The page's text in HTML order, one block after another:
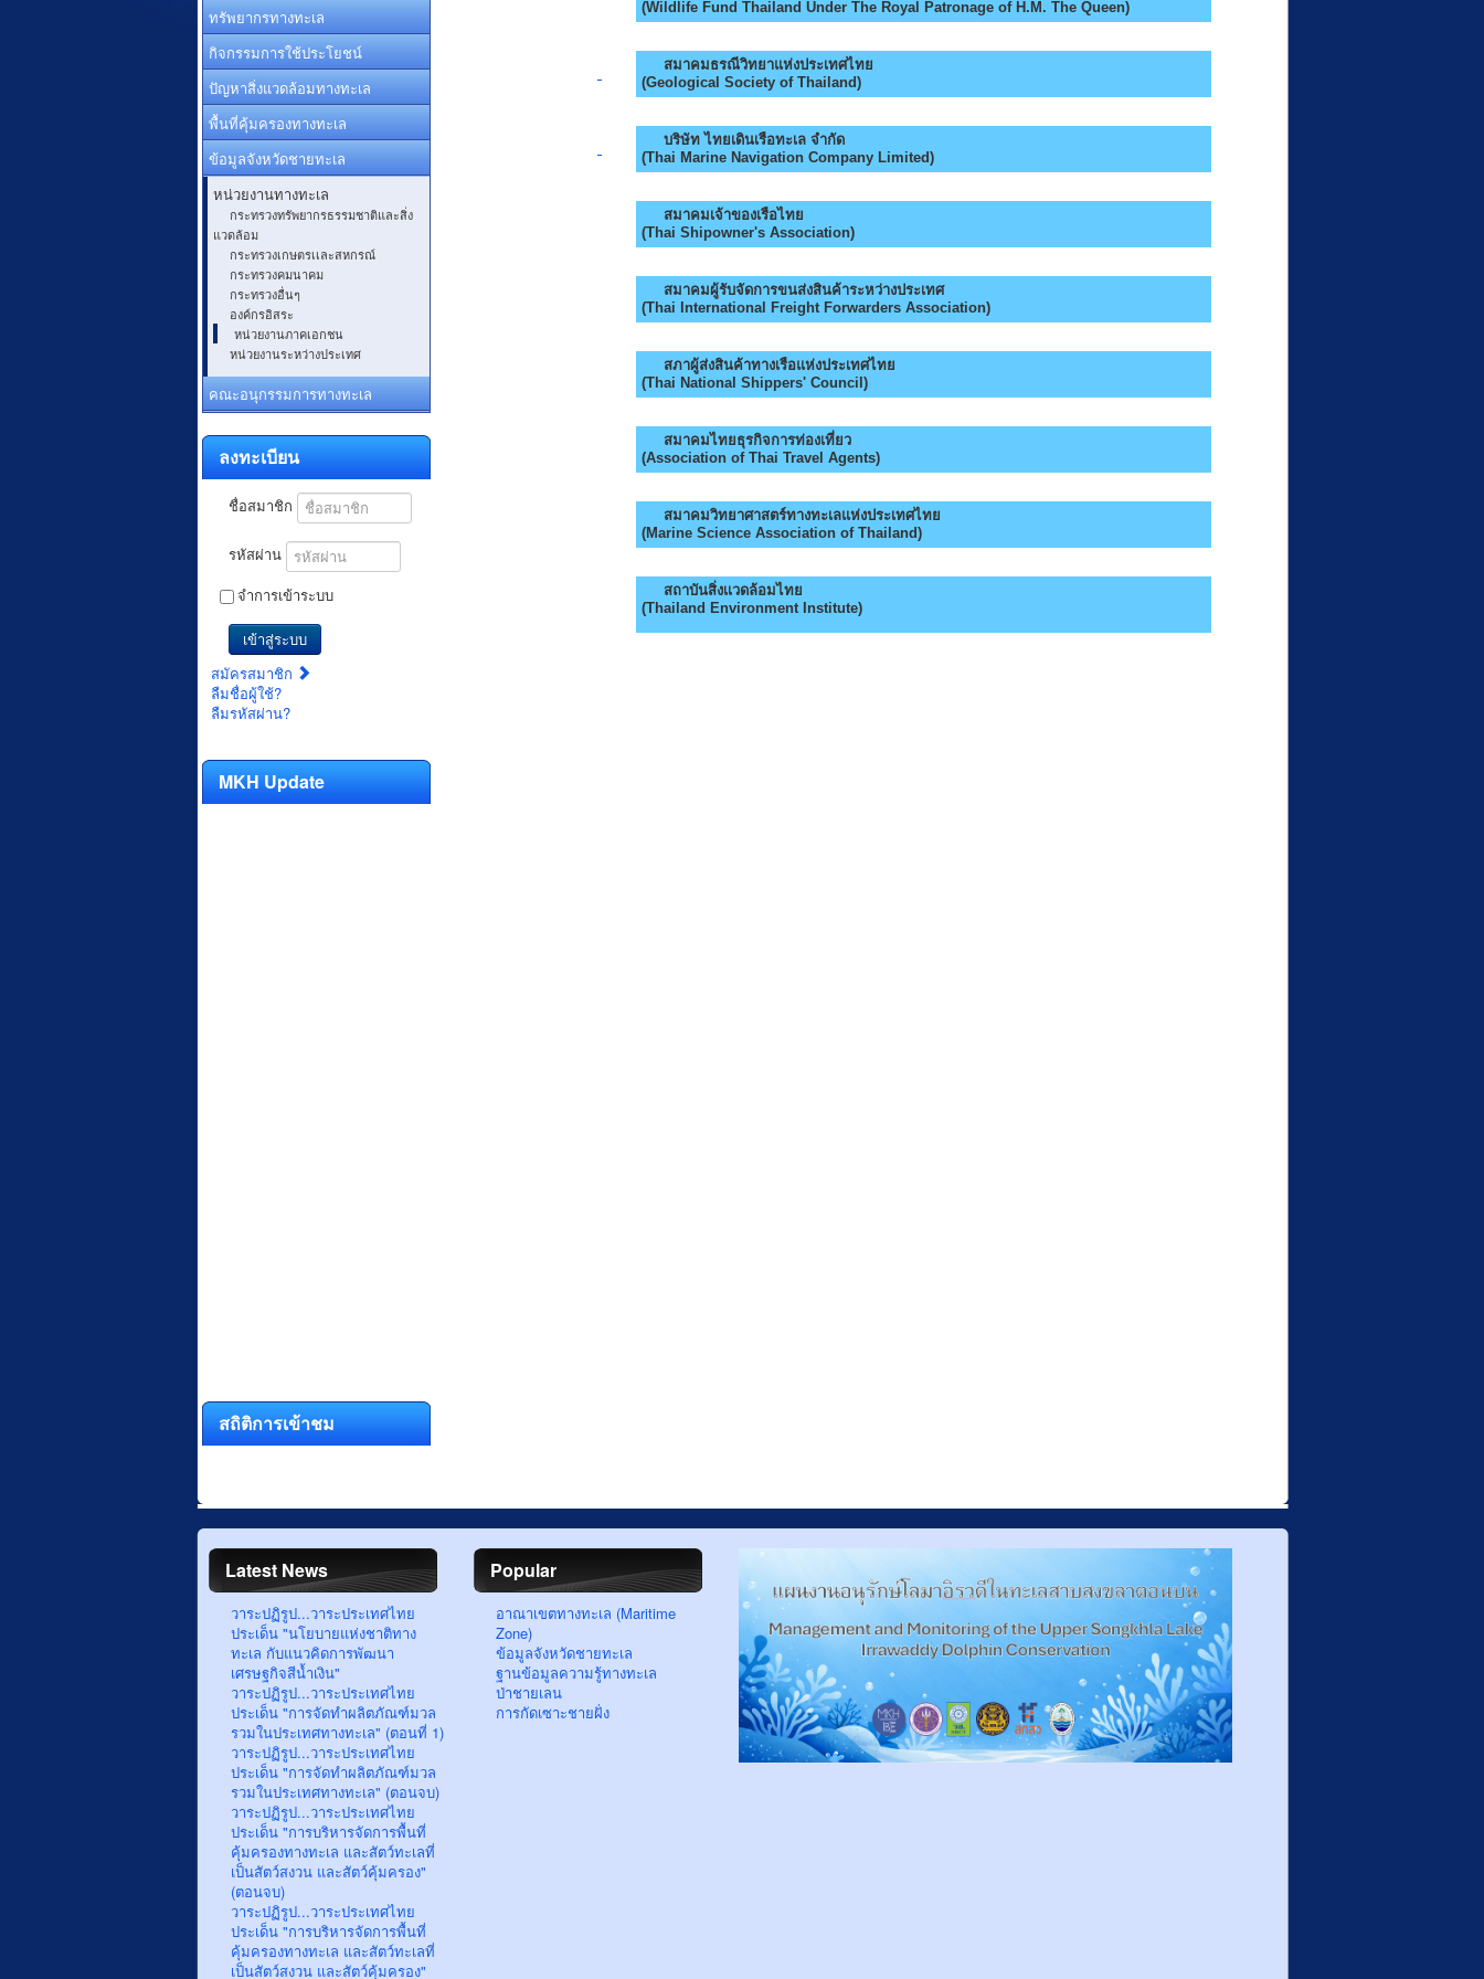
ทรัพยากรทางทะเล
กิจกรรมการใช้ประโยชน์
ปัญหาสิ่งแวดล้อมทางทะเล
พื้นที่คุ้มครองทางทะเล
ข้อมูลจังหวัดชายทะเล
หน่วยงานทางทะเล
กระทรวงทรัพยากรธรรมชาติและสิ่ง
แวดล้อม
กระทรวงเกษตรเเละสหกรณ์
กระทรวงคมนาคม
กระทรวงอื่นๆ
องค์กรอิสระ
หน่วยงานภาคเอกชน
หน่วยงานระหว่างประเทศ
คณะอนุกรรมการทางทะเล
ลงทะเบียน
ชื่อสมาชิก
รหัสผ่าน
จำการเข้าระบบ
เข้าสู่ระบบ
สมัครสมาชิก
ลืมชื่อผู้ใช้?
ลืมรหัสผ่าน?
MKH Update
สถิติการเข้าชม
(Wildlife Fund Thailand Under The Royal Patronage of H.M. The Queen)
สมาคมธรณีวิทยาแห่งประเทศไทย
(Geological Society of Thailand)
บริษัท ไทยเดินเรือทะเล จำกัด
(Thai Marine Navigation Company Limited)
สมาคมเจ้าของเรือไทย
(Thai Shipowner's Association)
สมาคมผู้รับจัดการขนส่งสินค้าระหว่างประเทศ
(Thai International Freight Forwarders Association)
สภาผู้ส่งสินค้าทางเรือแห่งประเทศไทย
(Thai National Shippers' Council)
สมาคมไทยธุรกิจการท่องเที่ยว
(Association of Thai Travel Agents)
สมาคมวิทยาศาสตร์ทางทะเลแห่งประเทศไทย
(Marine Science Association of Thailand)
สถาบันสิ่งเเวดล้อมไทย
(Thailand Environment Institute)
Latest News
วาระปฏิรูป...วาระประเทศไทย
ประเด็น "นโยบายแห่งชาติทาง
ทะเล กับแนวคิดการพัฒนา
เศรษฐกิจสีน้ำเงิน"
วาระปฏิรูป...วาระประเทศไทย
ประเด็น "การจัดทำผลิตภัณฑ์มวล
รวมในประเทศทางทะเล" (ตอนที่ 1)
วาระปฏิรูป...วาระประเทศไทย
ประเด็น "การจัดทำผลิตภัณฑ์มวล
รวมในประเทศทางทะเล" (ตอนจบ)
วาระปฏิรูป...วาระประเทศไทย
ประเด็น "การบริหารจัดการพื้นที่
คุ้มครองทางทะเล และสัตว์ทะเลที่
เป็นสัตว์สงวน และสัตว์คุ้มครอง"
(ตอนจบ)
วาระปฏิรูป...วาระประเทศไทย
ประเด็น "การบริหารจัดการพื้นที่
คุ้มครองทางทะเล และสัตว์ทะเลที่
เป็นสัตว์สงวน และสัตว์คุ้มครอง"
Popular
อาณาเขตทางทะเล (Maritime
Zone)
ข้อมูลจังหวัดชายทะเล
ฐานข้อมูลความรู้ทางทะเล
ป่าชายเลน
การกัดเซาะชายฝั่ง